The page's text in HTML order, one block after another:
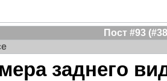
Пост #93
заднего